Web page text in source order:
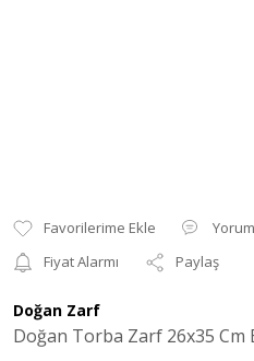
Fiyat Alarmı
Paylaş
Doğan Zarf
Doğan Torba Zarf 26x35 Cm